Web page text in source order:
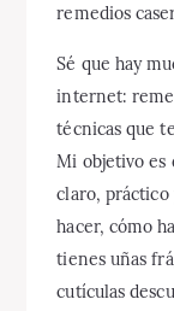
remedios
Sé que hay
internet:
técnicas que
Mi objetivo es
claro, práctico
hacer, cómo
tienes uñas
cutículas